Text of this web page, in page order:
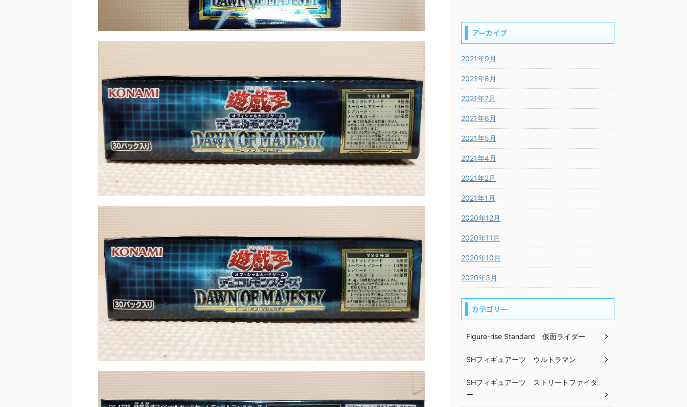
アーカイブ
2021年9月
2021年8月
2021年7月
2021年6月
2021年5月
2021年4月
2021年2月
2021年1月
2020年12月
2020年11月
2020年10月
2020年3月
カテゴリー
Figure-rise Standard 仮面ライダー
SHフィギュアーツ ウルトラマン
SHフィギュアーツ ストリートファイタ
ー